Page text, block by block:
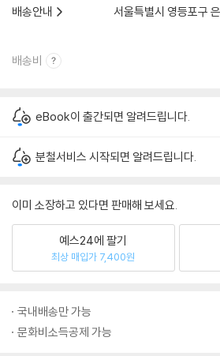
배송안내
서울특별시 영등포구
배송비
eBook이 출간되면 알려드립니다.
분철서비스 시작되면 알려드립니다.
이미 소장하고 있다면 판매해 보세요.
예스24에 팔기
최상 매입가 7,400원
국내배송만 가능
문화비소득공제 가능